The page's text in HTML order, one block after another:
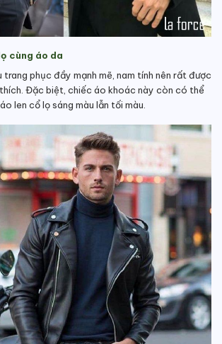
cùng áo da
trang phục đầy mạnh mẽ, nam tính nên rất được
Đặc biệt, chiếc áo khoác này còn có thể
len cổ lọ sáng màu lẫn tối màu.